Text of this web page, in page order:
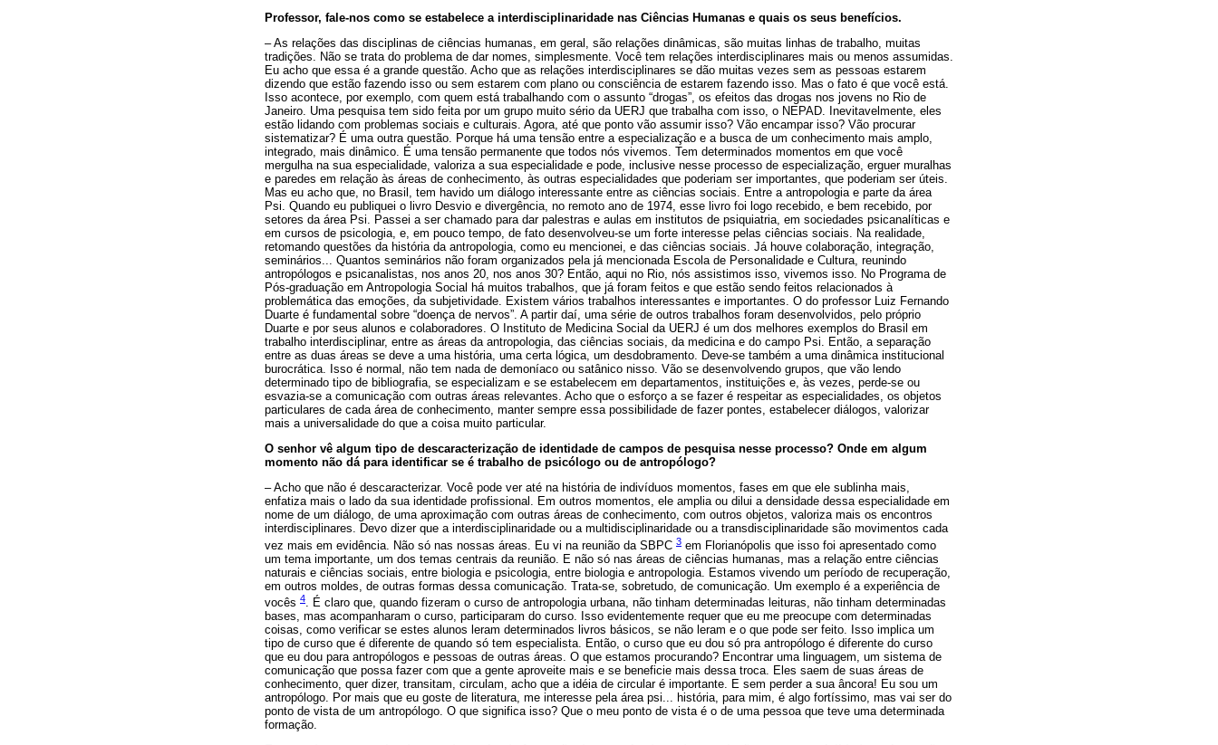
Professor, fale-nos como se estabelece a interdisciplinaridade nas Ciências Humanas e quais os seus benefícios.
– As relações das disciplinas de ciências humanas, em geral, são relações dinâmicas, são muitas linhas de trabalho, muitas
tradições. Não se trata do problema de dar nomes, simplesmente. Você tem relações interdisciplinares mais ou menos assumidas.
Eu acho que essa é a grande questão. Acho que as relações interdisciplinares se dão muitas vezes sem as pessoas estarem
dizendo que estão fazendo isso ou sem estarem com plano ou consciência de estarem fazendo isso. Mas o fato é que você está.
Isso acontece, por exemplo, com quem está trabalhando com o assunto “drogas”, os efeitos das drogas nos jovens no Rio de
Janeiro. Uma pesquisa tem sido feita por um grupo muito sério da UERJ que trabalha com isso, o NEPAD. Inevitavelmente, eles
estão lidando com problemas sociais e culturais. Agora, até que ponto vão assumir isso? Vão encampar isso? Vão procurar
sistematizar? É uma outra questão. Porque há uma tensão entre a especialização e a busca de um conhecimento mais amplo,
integrado, mais dinâmico. É uma tensão permanente que todos nós vivemos. Tem determinados momentos em que você
mergulha na sua especialidade, valoriza a sua especialidade e pode, inclusive nesse processo de especialização, erguer muralhas
e paredes em relação às áreas de conhecimento, às outras especialidades que poderiam ser importantes, que poderiam ser úteis.
Mas eu acho que, no Brasil, tem havido um diálogo interessante entre as ciências sociais. Entre a antropologia e parte da área
Psi. Quando eu publiquei o livro Desvio e divergência, no remoto ano de 1974, esse livro foi logo recebido, e bem recebido, por
setores da área Psi. Passei a ser chamado para dar palestras e aulas em institutos de psiquiatria, em sociedades psicanalíticas e
em cursos de psicologia, e, em pouco tempo, de fato desenvolveu-se um forte interesse pelas ciências sociais. Na realidade,
retomando questões da história da antropologia, como eu mencionei, e das ciências sociais. Já houve colaboração, integração,
seminários... Quantos seminários não foram organizados pela já mencionada Escola de Personalidade e Cultura, reunindo
antropólogos e psicanalistas, nos anos 20, nos anos 30? Então, aqui no Rio, nós assistimos isso, vivemos isso. No Programa de
Pós-graduação em Antropologia Social há muitos trabalhos, que já foram feitos e que estão sendo feitos relacionados à
problemática das emoções, da subjetividade. Existem vários trabalhos interessantes e importantes. O do professor Luiz Fernando
Duarte é fundamental sobre “doença de nervos”. A partir daí, uma série de outros trabalhos foram desenvolvidos, pelo próprio
Duarte e por seus alunos e colaboradores. O Instituto de Medicina Social da UERJ é um dos melhores exemplos do Brasil em
trabalho interdisciplinar, entre as áreas da antropologia, das ciências sociais, da medicina e do campo Psi. Então, a separação
entre as duas áreas se deve a uma história, uma certa lógica, um desdobramento. Deve-se também a uma dinâmica institucional
burocrática. Isso é normal, não tem nada de demoníaco ou satânico nisso. Vão se desenvolvendo grupos, que vão lendo
determinado tipo de bibliografia, se especializam e se estabelecem em departamentos, instituições e, às vezes, perde-se ou
esvazia-se a comunicação com outras áreas relevantes. Acho que o esforço a se fazer é respeitar as especialidades, os objetos
particulares de cada área de conhecimento, manter sempre essa possibilidade de fazer pontes, estabelecer diálogos, valorizar
mais a universalidade do que a coisa muito particular.
O senhor vê algum tipo de descaracterização de identidade de campos de pesquisa nesse processo? Onde em algum
momento não dá para identificar se é trabalho de psicólogo ou de antropólogo?
– Acho que não é descaracterizar. Você pode ver até na história de indivíduos momentos, fases em que ele sublinha mais,
enfatiza mais o lado da sua identidade profissional. Em outros momentos, ele amplia ou dilui a densidade dessa especialidade em
nome de um diálogo, de uma aproximação com outras áreas de conhecimento, com outros objetos, valoriza mais os encontros
interdisciplinares. Devo dizer que a interdisciplinaridade ou a multidisciplinaridade ou a transdisciplinaridade são movimentos cada
vez mais em evidência. Não só nas nossas áreas. Eu vi na reunião da SBPC 3 em Florianópolis que isso foi apresentado como
um tema importante, um dos temas centrais da reunião. E não só nas áreas de ciências humanas, mas a relação entre ciências
naturais e ciências sociais, entre biologia e psicologia, entre biologia e antropologia. Estamos vivendo um período de recuperação,
em outros moldes, de outras formas dessa comunicação. Trata-se, sobretudo, de comunicação. Um exemplo é a experiência de
vocês 4
. É claro que, quando fizeram o curso de antropologia urbana, não tinham determinadas leituras, não tinham determinadas
bases, mas acompanharam o curso, participaram do curso. Isso evidentemente requer que eu me preocupe com determinadas
coisas, como verificar se estes alunos leram determinados livros básicos, se não leram e o que pode ser feito. Isso implica um
tipo de curso que é diferente de quando só tem especialista. Então, o curso que eu dou só pra antropólogo é diferente do curso
que eu dou para antropólogos e pessoas de outras áreas. O que estamos procurando? Encontrar uma linguagem, um sistema de
comunicação que possa fazer com que a gente aproveite mais e se beneficie mais dessa troca. Eles saem de suas áreas de
conhecimento, quer dizer, transitam, circulam, acho que a idéia de circular é importante. E sem perder a sua âncora! Eu sou um
antropólogo. Por mais que eu goste de literatura, me interesse pela área psi... história, para mim, é algo fortíssimo, mas vai ser do
ponto de vista de um antropólogo. O que significa isso? Que o meu ponto de vista é o de uma pessoa que teve uma determinada
formação.